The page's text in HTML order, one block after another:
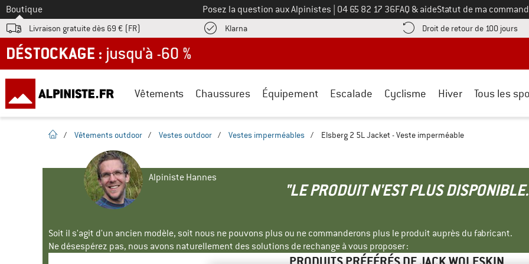
Vers le
Boutique Posez la question aux Alpinistes Appelez-nous au
04 65 82 17 36FAQ & aideStatut de ma
Livraison gratuite dès 69 € (FR) KlarnaTrouve les informations de paiement ici ! Ouvre une boîte d'information
Droit de retour de 100 jours
DÉSTOCKAGE : jusqu'à -60 %
Vêtements Chaussures Équipement Escalade Cyclisme Hiver Tous les
Page d'accueil
/ Vêtements outdoor / Vestes outdoor / Vestes imperméables / Elsberg 2 5L Jacket - Veste imperméable
Alpiniste Hannes
"LE PRODUIT N'EST PLUS
Soit il s'agit d'un ancien modèle, soit nous ne pouvons plus ou ne commanderons plus le produit auprès du fabricant.
Ne désespérez pas, nous avons naturellement des solutions de rechange à vous proposer :